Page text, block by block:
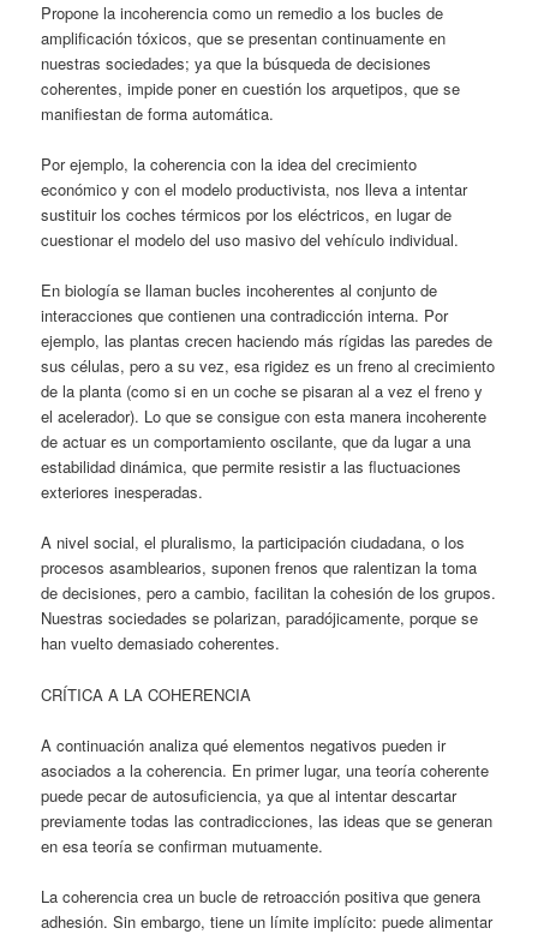
Propone la incoherencia como un remedio a los bucles de
amplificación tóxicos, que se presentan continuamente en
nuestras sociedades; ya que la búsqueda de decisiones
coherentes, impide poner en cuestión los arquetipos, que se
manifiestan de forma automática.
Por ejemplo, la coherencia con la idea del crecimiento
económico y con el modelo productivista, nos lleva a intentar
sustituir los coches térmicos por los eléctricos, en lugar de
cuestionar el modelo del uso masivo del vehículo individual.
En biología se llaman bucles incoherentes al conjunto de
interacciones que contienen una contradicción interna. Por
ejemplo, las plantas crecen haciendo más rígidas las paredes de
sus células, pero a su vez, esa rigidez es un freno al crecimiento
de la planta (como si en un coche se pisaran al a vez el freno y
el acelerador). Lo que se consigue con esta manera incoherente
de actuar es un comportamiento oscilante, que da lugar a una
estabilidad dinámica, que permite resistir a las fluctuaciones
exteriores inesperadas.
A nivel social, el pluralismo, la participación ciudadana, o los
procesos asamblearios, suponen frenos que ralentizan la toma
de decisiones, pero a cambio, facilitan la cohesión de los grupos.
Nuestras sociedades se polarizan, paradójicamente, porque se
han vuelto demasiado coherentes.
CRÍTICA A LA COHERENCIA
A continuación analiza qué elementos negativos pueden ir
asociados a la coherencia. En primer lugar, una teoría coherente
puede pecar de autosuficiencia, ya que al intentar descartar
previamente todas las contradicciones, las ideas que se generan
en esa teoría se confirman mutuamente.
La coherencia crea un bucle de retroacción positiva que genera
adhesión. Sin embargo, tiene un límite implícito: puede alimentar